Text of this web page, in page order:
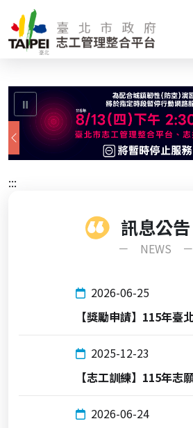
⏸
上一張
:::
訊息公告
－ NEWS －
2026-06-25
2025-12-23
2026-06-24